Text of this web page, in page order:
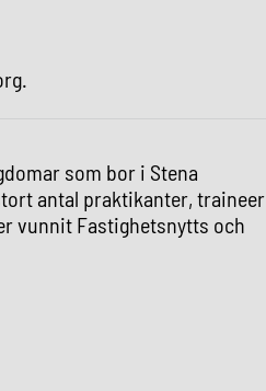
som bor i Stena
antal praktikanter, traineer
vunnit Fastighetsnytts och